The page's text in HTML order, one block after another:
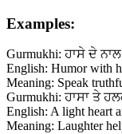
Examples:
Gurmukhi: ਹਾਸੇ ਦੇ
English: Humor with
Meaning: Speak
Gurmukhi: ਹਾਸਾ ਤੇ
English: A light heart
Meaning: Laughter